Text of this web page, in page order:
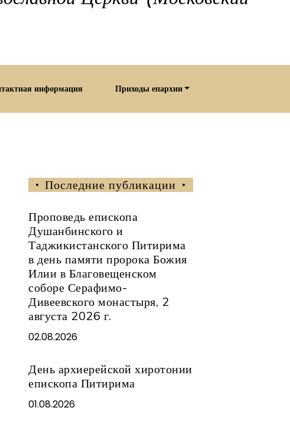
информация Приходы епархии
Последние публикации
Проповедь епископа
Душанбинского и
Таджикистанского Питирима
в день памяти пророка Божия
Илии в Благовещенском
соборе Серафимо-
Дивеевского монастыря, 2
августа 2026 г.
02.08.2026
День архиерейской хиротонии
епископа Питирима
01.08.2026